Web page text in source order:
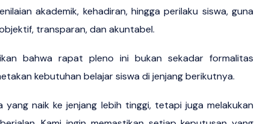
akademik, kehadiran, hingga perilaku siswa, guna
transparan, dan akuntabel.
bahwa rapat pleno ini bukan sekadar formalitas
kebutuhan belajar siswa di jenjang berikutnya.
naik ke jenjang lebih tinggi, tetapi juga melakukan